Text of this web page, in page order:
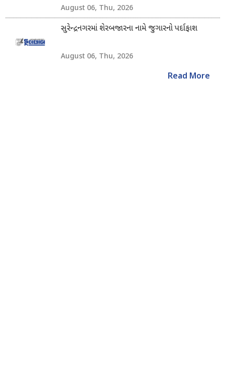
August 06, Thu, 2026
સુરેન્દ્રનગરમાં શેરબજારના નામે જુગારનો પર્દાફાશ
August 06, Thu, 2026
Read More